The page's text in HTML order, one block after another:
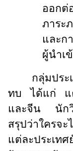
ออกต่
ภาระ
และก
ผู้นำเ
กลุ่มประ
ทบ ได้แก่ แ
และจีน นักวิเ
สรุปว่าใครจ
แต่ละประเทศ